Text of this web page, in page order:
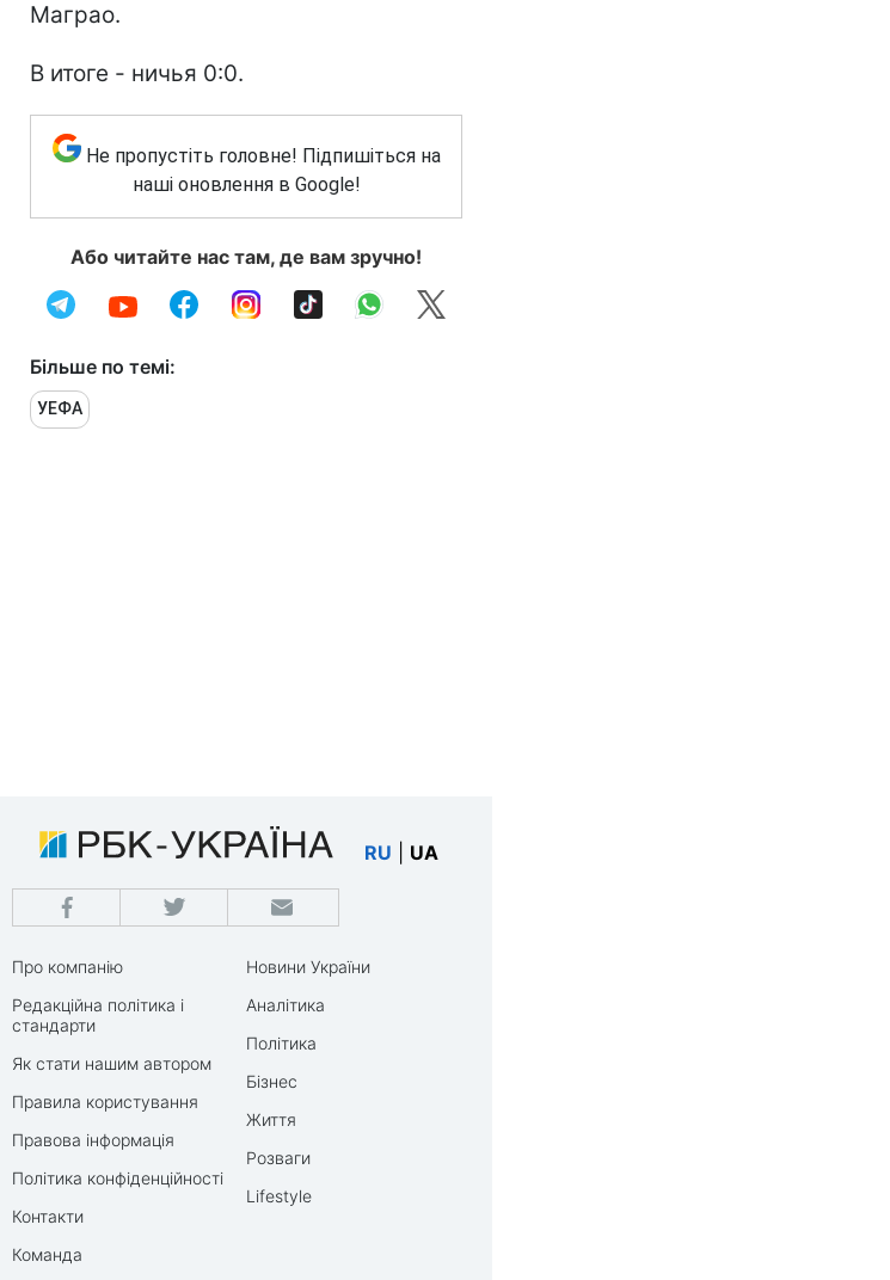
Маграо.
В итоге - ничья 0:0.
Не пропустіть головне! Підпишіться на
наші оновлення в Google!
Або читайте нас там, де вам зручно!
Більше по темі:
УЕФА
RU UA
Про компанію
Редакційна політика і
стандарти
Як стати нашим автором
Правила користування
Правова інформація
Політика конфіденційності
Контакти
Команда
Новини України
Аналітика
Політика
Бізнес
Життя
Розваги
Lifestyle